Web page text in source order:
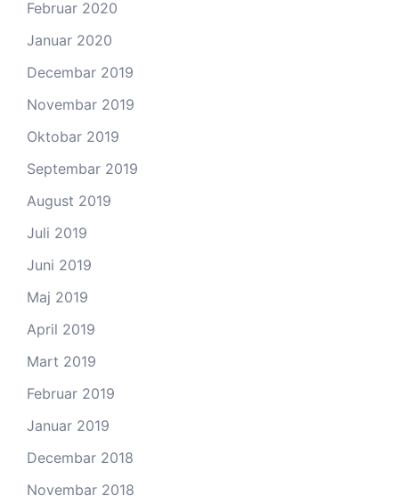
Februar 2020
Januar 2020
Decembar 2019
Novembar 2019
Oktobar 2019
Septembar 2019
August 2019
Juli 2019
Juni 2019
Maj 2019
April 2019
Mart 2019
Februar 2019
Januar 2019
Decembar 2018
Novembar 2018